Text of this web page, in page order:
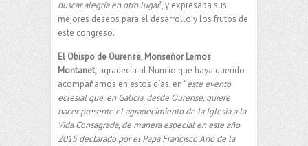
buscar alegría en otro lugar”, y expresaba sus
mejores deseos para el desarrollo y los frutos de
este congreso.
El Obispo de Ourense, Monseñor Lemos
Montanet, agradecía al Nuncio que haya querido
acompañarnos en estos días, en “este evento
eclesial que, en Galicia, desde Ourense, quiere
hacer presente el agradecimiento de la Iglesia a la
Vida Consagrada, de manera especial en este año
2015 declarado por el Papa Francisco Año de la